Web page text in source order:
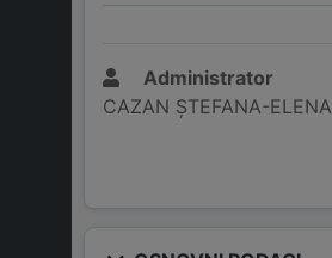
Administrator
CAZAN ȘTEFANA-ELENA